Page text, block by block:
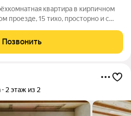
квартира в кирпичном
тихо, просторно и с
комнаты и окна во двор создают
Позвонить
2 этаж из 2